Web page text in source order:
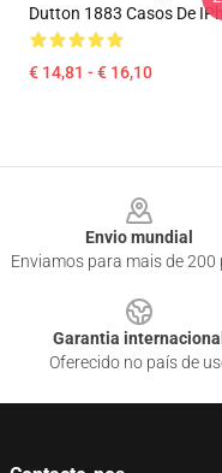
Dutton 1883 Casos De
€ 14,81 - € 16,10
Envio mundial
Enviamos para mais de 200
Garantia internacional
Oferecido no país de